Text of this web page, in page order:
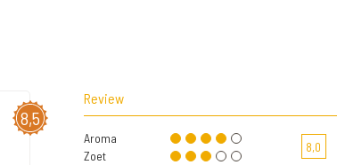
8,5
Review
Aroma
Zoet
8,0